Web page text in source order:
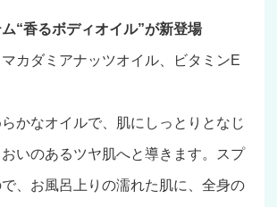
“香るボディオイル”が新登場
カダミアナッツオイル、ビタミンE
かなオイルで、肌にしっとりとなじ
いのあるツヤ肌へと導きます。スプ
、お風呂上りの濡れた肌に、全身の